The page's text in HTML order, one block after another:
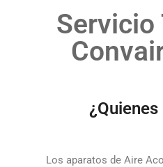
Servicio
Los aparatos de Aire